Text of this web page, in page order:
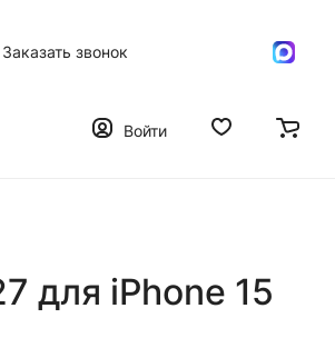
Заказать звонок
Войти
для iPhone 15